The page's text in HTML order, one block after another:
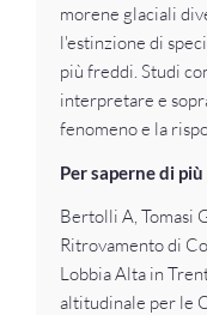
morene glaciali
l'estinzione di
più freddi. Studi
interpretare e
fenomeno e la
Per saperne di più
Bertolli A, Tomasi
Ritrovamento di
Lobbia Alta in
altitudinale per le